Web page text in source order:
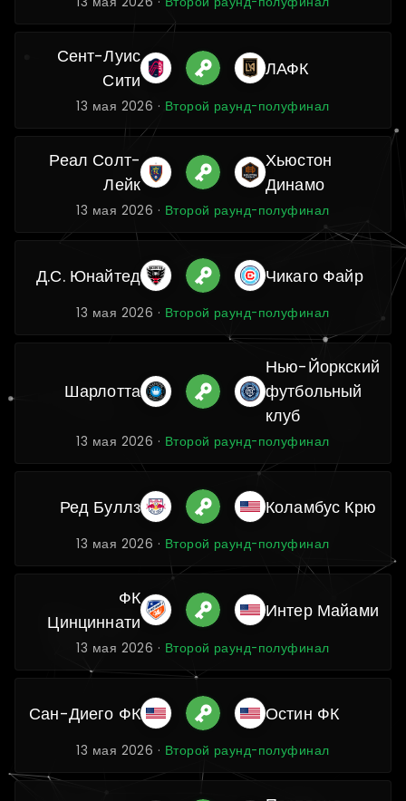
Сент-Луис
Сити
ЛАФК
13 мая 2026 · Второй раунд-полуфинал
Реал Солт-
Лейк
Хьюстон
Динамо
13 мая 2026 · Второй раунд-полуфинал
Д.С. Юнайтед Чикаго Файр
13 мая 2026 · Второй раунд-полуфинал
Шарлотта
Нью-Йоркский
футбольный
клуб
13 мая 2026 · Второй раунд-полуфинал
Ред Буллз Коламбус Крю
13 мая 2026 · Второй раунд-полуфинал
ФК
Цинциннати
Интер Майами
13 мая 2026 · Второй раунд-полуфинал
Сан-Диего ФК Остин ФК
13 мая 2026 · Второй раунд-полуфинал